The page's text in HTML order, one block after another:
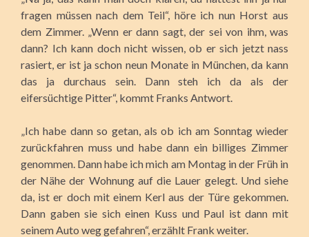
fragen müssen nach dem Teil“, höre ich nun Horst aus
dem Zimmer. „Wenn er dann sagt, der sei von ihm, was
dann? Ich kann doch nicht wissen, ob er sich jetzt nass
rasiert, er ist ja schon neun Monate in München, da kann
das ja durchaus sein. Dann steh ich da als der
eifersüchtige Pitter“, kommt Franks Antwort.
„Ich habe dann so getan, als ob ich am Sonntag wieder
zurückfahren muss und habe dann ein billiges Zimmer
genommen. Dann habe ich mich am Montag in der Früh in
der Nähe der Wohnung auf die Lauer gelegt. Und siehe
da, ist er doch mit einem Kerl aus der Türe gekommen.
Dann gaben sie sich einen Kuss und Paul ist dann mit
seinem Auto weg gefahren“, erzählt Frank weiter.